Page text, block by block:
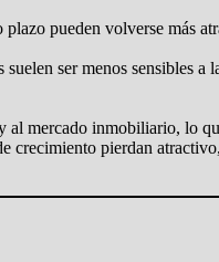
pueden volverse más
ser menos sensibles a
mercado inmobiliario, lo
crecimiento pierdan